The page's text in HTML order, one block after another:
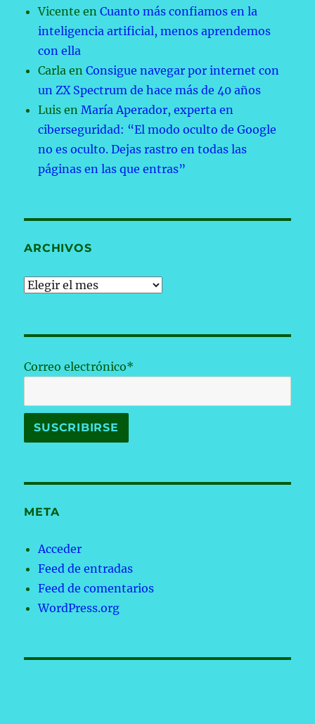
Vicente enCuanto más confiamos en la
inteligencia artificial, menos aprendemos
con ella
Carla enConsigue navegar por internet con
un ZX Spectrum de hace más de 40 años
Luis enMaría Aperador, experta en
ciberseguridad: “El modo oculto de Google
no es oculto. Dejas rastro en todas las
páginas en las que entras”
ARCHIVOS
Archivos
Correo electrónico*
META
Acceder
Feed de entradas
Feed de comentarios
WordPress.org